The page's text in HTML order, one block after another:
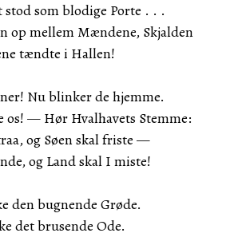
som blodige Porte . . .
op mellem Mændene, Skjalden
tændte i Hallen!
Nu blinker de hjemme.
os! — Hør Hvalhavets Stemme:
og Søen skal friste —
og Land skal I miste!
den bugnende Grøde.
det brusende Ode.